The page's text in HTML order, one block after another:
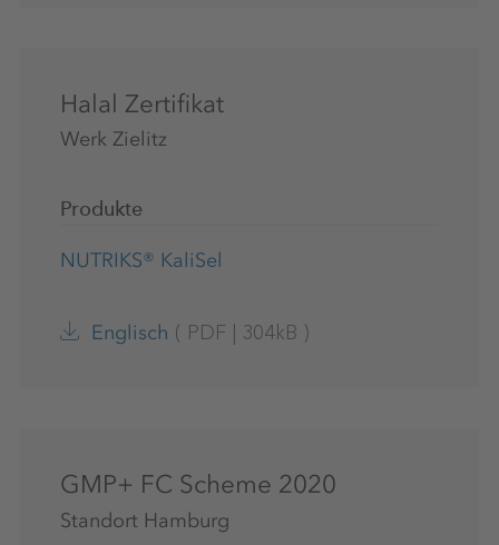
Halal Zertifikat
Werk Zielitz
Produkte
NUTRIKS® KaliSel
Englisch ( PDF | 304kB )
GMP+ FC Scheme 2020
Standort Hamburg